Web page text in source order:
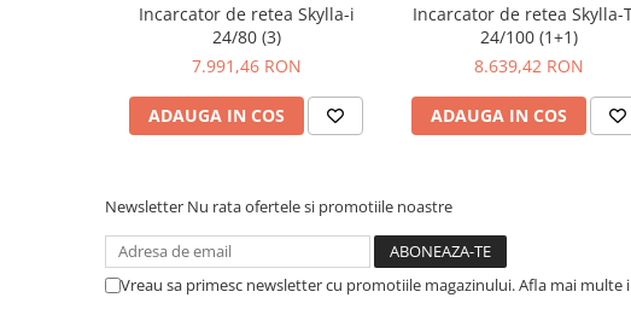
Incarcator de retea Skylla-i
24/80 (3)
7.991,46 RON
ADAUGA IN COS
Incarcator de retea Skylla-
24/100 (1+1)
8.639,42 RON
ADAUGA IN COS
Newsletter Nu rata ofertele si promotiile noastre
Vreau sa primesc newsletter cu promotiile magazinului. Afla mai multe